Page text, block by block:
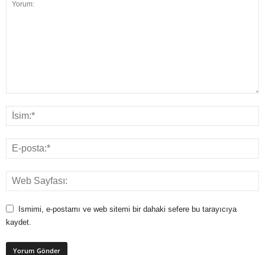
Ismimi, e-postamı ve web sitemi bir dahaki sefere bu tarayıcıya
kaydet.